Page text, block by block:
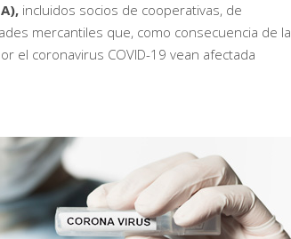
incluidos socios de cooperativas, de
mercantiles que, como consecuencia de la
el coronavirus COVID-19 vean afectada